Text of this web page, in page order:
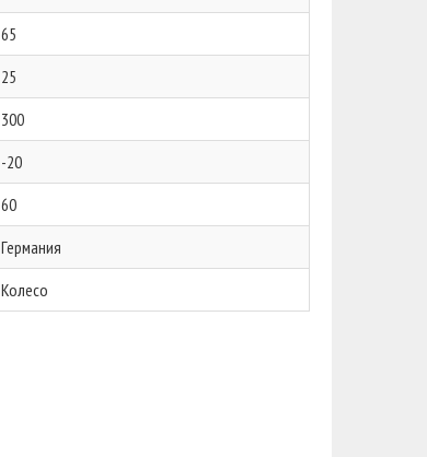
65
25
300
-20
60
Германия
Колесо